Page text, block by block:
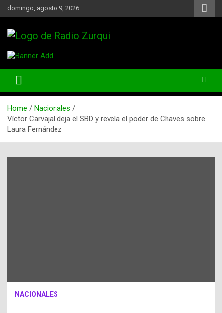
Skip
to
domingo, agosto 9, 2026
Radio Zurqui
Home
Nacionales
Víctor Carvajal deja el SBD y revela el poder de Chaves sobre
Laura Fernández
NACIONALES